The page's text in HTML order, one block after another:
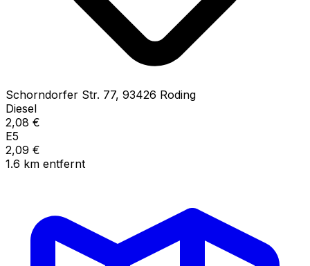
Schorndorfer Str. 77, 93426 Roding
Diesel
2,08 €
E5
2,09 €
1.6 km entfernt